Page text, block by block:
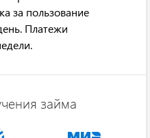
за пользование
Платежи
займа